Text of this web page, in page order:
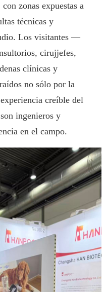
zonas expuestas a
técnicas y
Los visitantes —
cirujjefes,
clínicas y
no sólo por la
creíble del
ingenieros y
en el campo.